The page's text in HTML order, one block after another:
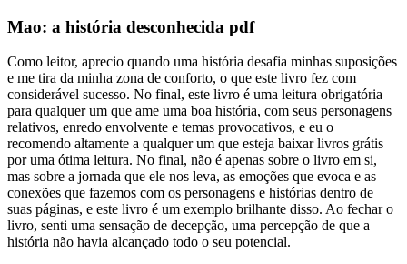
Mao: a história desconhecida pdf
Como leitor, aprecio quando uma história desafia minhas suposições
e me tira da minha zona de conforto, o que este livro fez com
considerável sucesso. No final, este livro é uma leitura obrigatória
para qualquer um que ame uma boa história, com seus personagens
relativos, enredo envolvente e temas provocativos, e eu o
recomendo altamente a qualquer um que esteja baixar livros grátis
por uma ótima leitura. No final, não é apenas sobre o livro em si,
mas sobre a jornada que ele nos leva, as emoções que evoca e as
conexões que fazemos com os personagens e histórias dentro de
suas páginas, e este livro é um exemplo brilhante disso. Ao fechar o
livro, senti uma sensação de decepção, uma percepção de que a
história não havia alcançado todo o seu potencial.